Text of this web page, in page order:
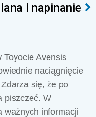
i napinanie
Toyocie Avensis
naciągnięcie
się, że po
piszczeć. W
ważnych informacji